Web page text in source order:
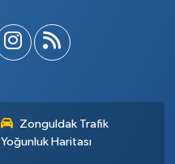
Zonguldak Trafik
Yoğunluk Haritası